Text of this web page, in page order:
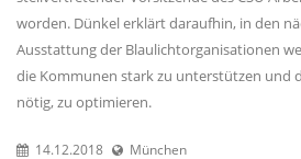
worden. Dünkel erklärt daraufhin, in den
Ausstattung der Blaulichtorganisationen
die Kommunen stark zu unterstützen und
nötig, zu optimieren.
14.12.2018 München